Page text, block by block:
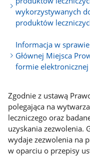
wykorzystywanych
produktów
Informacja w
Głównej Miejsca
formie elektronicznej
Zgodnie z ustawą
polegająca na
leczniczego oraz
uzyskania zezwolenia.
wydaje zezwolenia na
w oparciu o przepisy